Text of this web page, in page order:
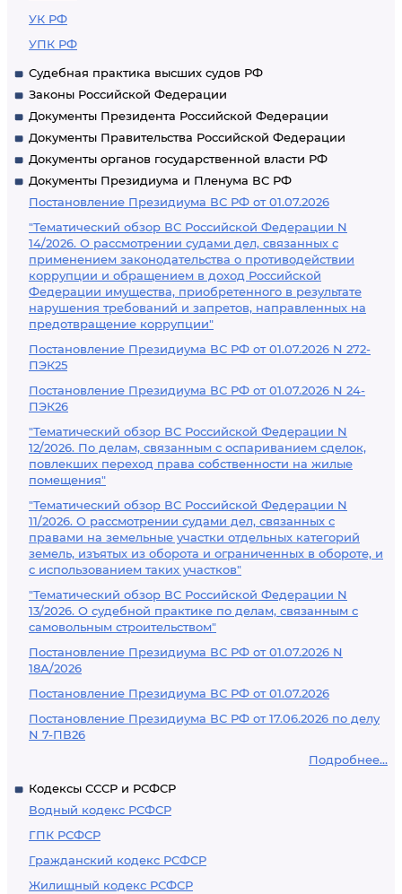
УК РФ
УПК РФ
Судебная практика высших судов РФ
Законы Российской Федерации
Документы Президента Российской Федерации
Документы Правительства Российской Федерации
Документы органов государственной власти РФ
Документы Президиума и Пленума ВС РФ
Постановление Президиума ВС РФ от 01.07.2026
"Тематический обзор ВС Российской Федерации N
14/2026. О рассмотрении судами дел, связанных с
применением законодательства о противодействии
коррупции и обращением в доход Российской
Федерации имущества, приобретенного в результате
нарушения требований и запретов, направленных на
предотвращение коррупции"
Постановление Президиума ВС РФ от 01.07.2026 N 272-
ПЭК25
Постановление Президиума ВС РФ от 01.07.2026 N 24-
ПЭК26
"Тематический обзор ВС Российской Федерации N
12/2026. По делам, связанным с оспариванием сделок,
повлекших переход права собственности на жилые
помещения"
"Тематический обзор ВС Российской Федерации N
11/2026. О рассмотрении судами дел, связанных с
правами на земельные участки отдельных категорий
земель, изъятых из оборота и ограниченных в обороте, и
с использованием таких участков"
"Тематический обзор ВС Российской Федерации N
13/2026. О судебной практике по делам, связанным с
самовольным строительством"
Постановление Президиума ВС РФ от 01.07.2026 N
18А/2026
Постановление Президиума ВС РФ от 01.07.2026
Постановление Президиума ВС РФ от 17.06.2026 по делу
N 7-ПВ26
Подробнее...
Кодексы СССР и РСФСР
Водный кодекс РСФСР
ГПК РСФСР
Гражданский кодекс РСФСР
Жилищный кодекс РСФСР